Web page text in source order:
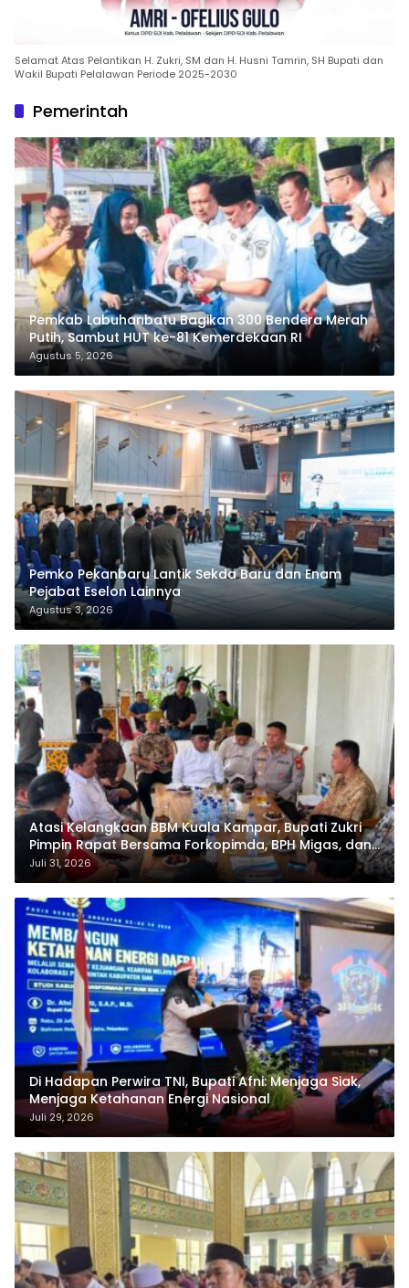
Selamat Atas Pelantikan H. Zukri, SM dan H. Husni Tamrin, SH Bupati dan
Wakil Bupati Pelalawan Periode 2025-2030
Pemerintah
Pemkab Labuhanbatu Bagikan 300 Bendera Merah
Putih, Sambut HUT ke-81 Kemerdekaan RI
Agustus 5, 2026
Pemko Pekanbaru Lantik Sekda Baru dan Enam
Pejabat Eselon Lainnya
Agustus 3, 2026
Atasi Kelangkaan BBM Kuala Kampar, Bupati Zukri
Pimpin Rapat Bersama Forkopimda, BPH Migas, dan
Pertamina
Juli 31, 2026
Di Hadapan Perwira TNI, Bupati Afni: Menjaga Siak,
Menjaga Ketahanan Energi Nasional
Juli 29, 2026